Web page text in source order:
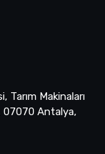
Makinaları
07070 Antalya,